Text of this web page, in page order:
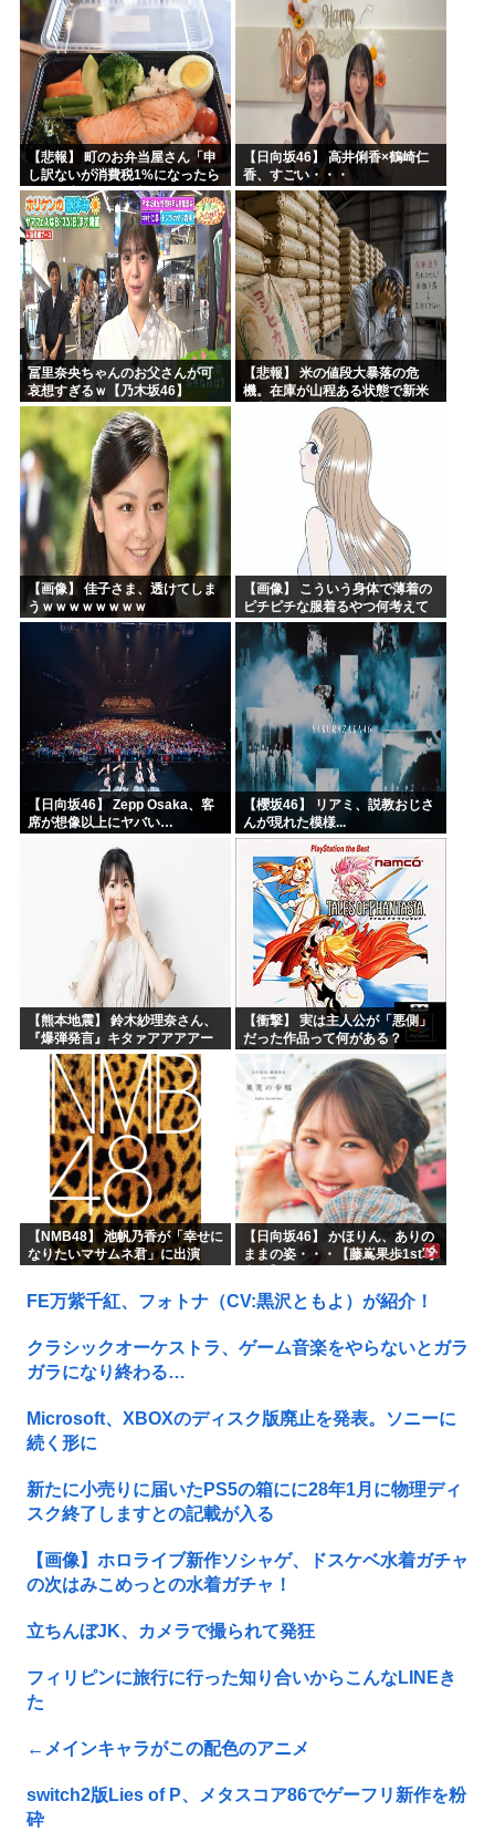
【悲報】 町のお弁当屋さん「申
し訳ないが消費税1%になったら
その分商品代を値上げするわ」
【日向坂46】 高井俐香×鶴崎仁
香、すごい・・・
冨里奈央ちゃんのお父さんが可
哀想すぎるｗ【乃木坂46】
【悲報】 米の値段大暴落の危
機。在庫が山程ある状態で新米
の収穫始まる。「米農家が生活
【画像】 佳子さま、透けてしま
うｗｗｗｗｗｗｗｗ
【画像】 こういう身体で薄着の
ピチピチな服着るやつ何考えて
るんだよ
【日向坂46】 Zepp Osaka、客
席が想像以上にヤバい…
【櫻坂46】 リアミ、説教おじさ
んが現れた模様...
【熊本地震】 鈴木紗理奈さん、
『爆弾発言』キタァアアアアー
ーーーーー！！
【衝撃】 実は主人公が「悪側」
だった作品って何がある？
【NMB48】 池帆乃香が「幸せに
なりたいマサムネ君」に出演
【日向坂46】 かほりん、ありの
ままの姿・・・【藤嶌果歩1st写
FE万紫千紅、フォトナ（CV:黒沢ともよ）が紹介！
クラシックオーケストラ、ゲーム音楽をやらないとガラ
ガラになり終わる…
Microsoft、XBOXのディスク版廃止を発表。ソニーに
続く形に
新たに小売りに届いたPS5の箱にに28年1月に物理ディ
スク終了しますとの記載が入る
【画像】ホロライブ新作ソシャゲ、ドスケベ水着ガチャ
の次はみこめっとの水着ガチャ！
立ちんぼJK、カメラで撮られて発狂
フィリピンに旅行に行った知り合いからこんなLINEき
た
←メインキャラがこの配色のアニメ
switch2版Lies of P、メタスコア86でゲーフリ新作を粉
砕